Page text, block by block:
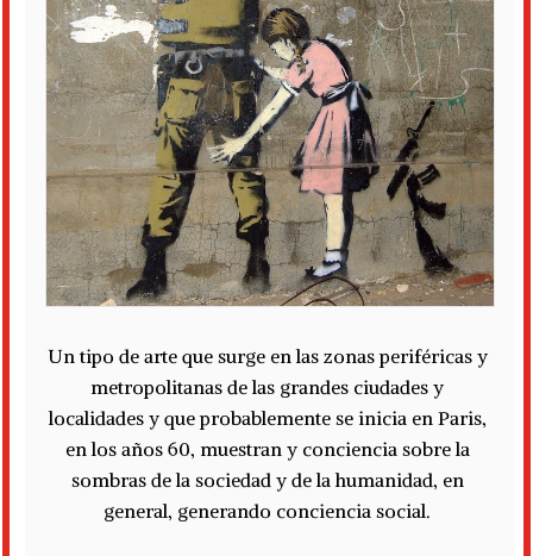
Un tipo de arte que surge en las zonas periféricas y
metropolitanas de las grandes ciudades y
localidades y que probablemente se inicia en Paris,
en los años 60, muestran y conciencia sobre la
sombras de la sociedad y de la humanidad, en
general, generando conciencia social.